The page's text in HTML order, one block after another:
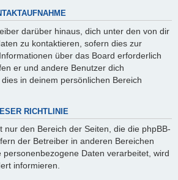
darüber hinaus, dich unter den von dir
zu kontaktieren, sofern dies zur
über das Board erforderlich
er und andere Benutzer dich
in deinem persönlichen Bereich
RICHTLINIE
nur den Bereich der Seiten, die die phpBB-
der Betreiber in anderen Bereichen
personenbezogene Daten verarbeitet, wird
informieren.